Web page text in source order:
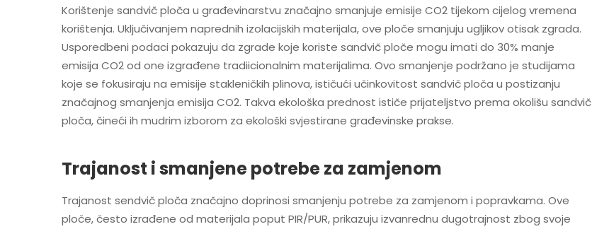
Korištenje sandvič ploča u građevinarstvu značajno smanjuje emisije CO2 tijekom cijelog vremena
korištenja. Uključivanjem naprednih izolacijskih materijala, ove ploče smanjuju ugljikov otisak zgrada.
Usporedbeni podaci pokazuju da zgrade koje koriste sandvič ploče mogu imati do 30% manje
emisija CO2 od one izgrađene tradiicionalnim materijalima. Ovo smanjenje podržano je studijama
koje se fokusiraju na emisije stakleničkih plinova, ističući učinkovitost sandvič ploča u postizanju
značajnog smanjenja emisija CO2. Takva ekološka prednost ističe prijateljstvo prema okolišu sandvič
ploča, čineći ih mudrim izborom za ekološki svjestirane građevinske prakse.
Trajanost i smanjene potrebe za zamjenom
Trajanost sendvič ploča značajno doprinosi smanjenju potrebe za zamjenom i popravkama. Ove
ploče, često izrađene od materijala poput PIR/PUR, prikazuju izvanrednu dugotrajnost zbog svoje